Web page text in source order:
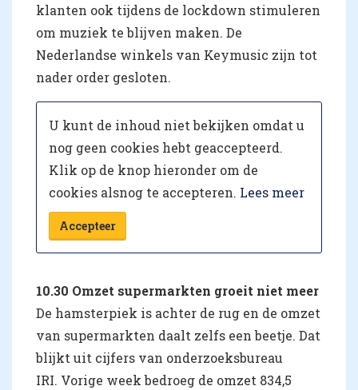
klanten ook tijdens de lockdown stimuleren
om muziek te blijven maken. De
Nederlandse winkels van Keymusic zijn tot
nader order gesloten.
U kunt de inhoud niet bekijken omdat u
nog geen cookies hebt geaccepteerd.
Klik op de knop hieronder om de
cookies alsnog te accepteren. Lees meer
Accepteer
10.30 Omzet supermarkten groeit niet meer
De hamsterpiek is achter de rug en de omzet
van supermarkten daalt zelfs een beetje. Dat
blijkt uit cijfers van onderzoeksbureau
IRI. Vorige week bedroeg de omzet 834,5